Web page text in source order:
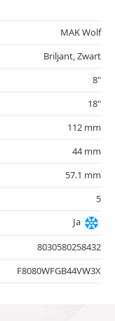
MAK Wolf
Briljant, Zwart
8"
18"
112 mm
44 mm
57.1 mm
5
Ja
8030580258432
F8080WFGB44VW3X